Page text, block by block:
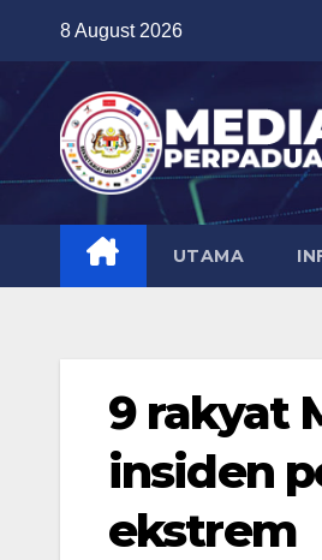
content
8 August 2026
UTAMA
9 rakyat
insiden
ekstrem